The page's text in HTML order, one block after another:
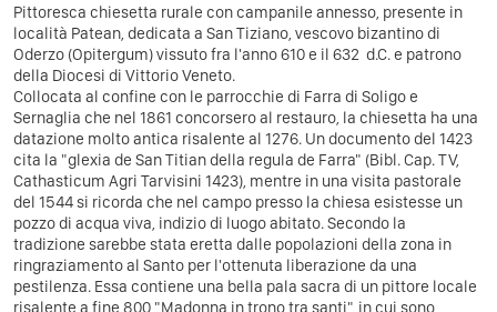
Pittoresca chiesetta rurale con campanile annesso, presente in
località Patean, dedicata a San Tiziano, vescovo bizantino di
Oderzo (Opitergum) vissuto fra l'anno 610 e il 632 d.C. e patrono
della Diocesi di Vittorio Veneto.
Collocata al confine con le parrocchie di Farra di Soligo e
Sernaglia che nel 1861 concorsero al restauro, la chiesetta ha una
datazione molto antica risalente al 1276. Un documento del 1423
cita la "glexia de San Titian della regula de Farra" (Bibl. Cap. TV,
Cathasticum Agri Tarvisini 1423), mentre in una visita pastorale
del 1544 si ricorda che nel campo presso la chiesa esistesse un
pozzo di acqua viva, indizio di luogo abitato. Secondo la
tradizione sarebbe stata eretta dalle popolazioni della zona in
ringraziamento al Santo per l'ottenuta liberazione da una
pestilenza. Essa contiene una bella pala sacra di un pittore locale
risalente a fine 800 "Madonna in trono tra santi", in cui sono